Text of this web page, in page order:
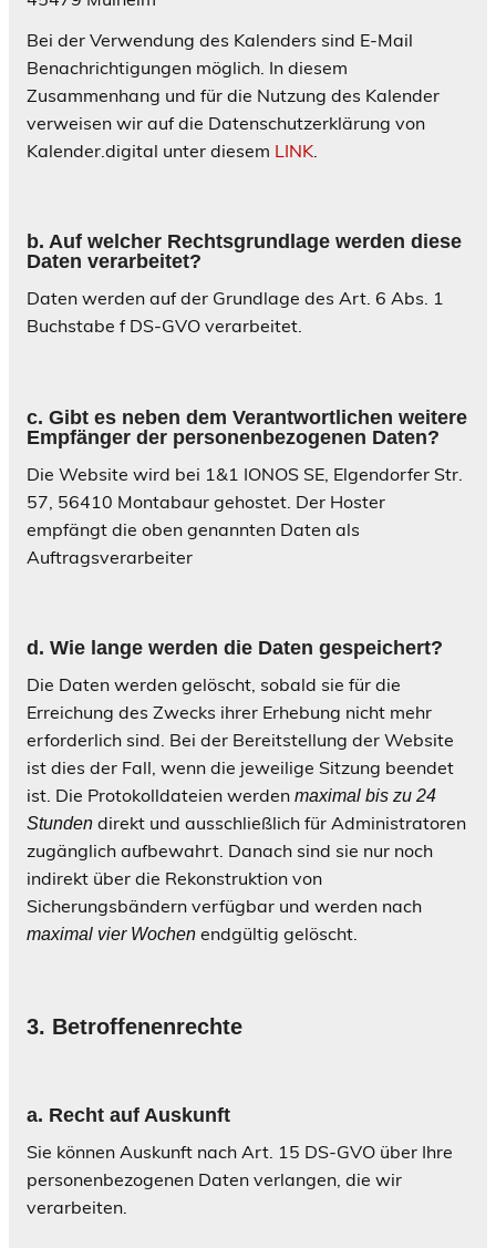
Bei der Verwendung des Kalenders sind E-Mail
Benachrichtigungen möglich. In diesem
Zusammenhang und für die Nutzung des Kalender
verweisen wir auf die Datenschutzerklärung von
Kalender.digital unter diesem LINK.
b. Auf welcher Rechtsgrundlage werden diese
Daten verarbeitet?
Daten werden auf der Grundlage des Art. 6 Abs. 1
Buchstabe f DS-GVO verarbeitet.
c. Gibt es neben dem Verantwortlichen weitere
Empfänger der personenbezogenen Daten?
Die Website wird bei 1&1 IONOS SE, Elgendorfer Str.
57, 56410 Montabaur gehostet. Der Hoster
empfängt die oben genannten Daten als
Auftragsverarbeiter
d . Wie lange werden die Daten gespeichert?
Die Daten werden gelöscht, sobald sie für die
Erreichung des Zwecks ihrer Erhebung nicht mehr
erforderlich sind. Bei der Bereitstellung der Website
ist dies der Fall, wenn die jeweilige Sitzung beendet
ist. Die Protokolldateien werden maximal bis zu 24
Stunden direkt und ausschließlich für Administratoren
zugänglich aufbewahrt. Danach sind sie nur noch
indirekt über die Rekonstruktion von
Sicherungsbändern verfügbar und werden nach
maximal vier Wochen endgültig gelöscht.
3. Betroffenenrechte
a. Recht auf Auskunft
Sie können Auskunft nach Art. 15 DS-GVO über Ihre
personenbezogenen Daten verlangen, die wir
verarbeiten.